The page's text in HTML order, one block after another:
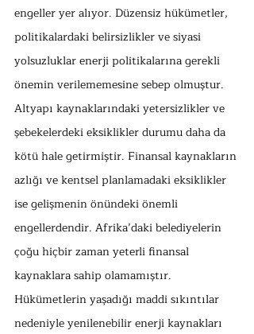
engeller yer alıyor. Düzensiz hükümetler,
politikalardaki belirsizlikler ve siyasi
yolsuzluklar enerji politikalarına gerekli
önemin verilememesine sebep olmuştur.
Altyapı kaynaklarındaki yetersizlikler ve
şebekelerdeki eksiklikler durumu daha da
kötü hale getirmiştir. Finansal kaynakların
azlığı ve kentsel planlamadaki eksiklikler
ise gelişmenin önündeki önemli
engellerdendir. Afrika’daki belediyelerin
çoğu hiçbir zaman yeterli finansal
kaynaklara sahip olamamıştır.
Hükümetlerin yaşadığı maddi sıkıntılar
nedeniyle yenilenebilir enerji kaynakları